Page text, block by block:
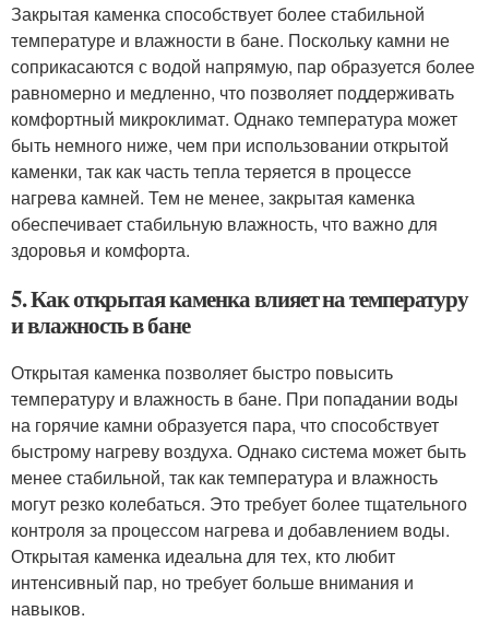
Закрытая каменка способствует более стабильной
температуре и влажности в бане. Поскольку камни не
соприкасаются с водой напрямую, пар образуется более
равномерно и медленно, что позволяет поддерживать
комфортный микроклимат. Однако температура может
быть немного ниже, чем при использовании открытой
каменки, так как часть тепла теряется в процессе
нагрева камней. Тем не менее, закрытая каменка
обеспечивает стабильную влажность, что важно для
здоровья и комфорта.
5. Как открытая каменка влияет на температуру
и влажность в бане
Открытая каменка позволяет быстро повысить
температуру и влажность в бане. При попадании воды
на горячие камни образуется пара, что способствует
быстрому нагреву воздуха. Однако система может быть
менее стабильной, так как температура и влажность
могут резко колебаться. Это требует более тщательного
контроля за процессом нагрева и добавлением воды.
Открытая каменка идеальна для тех, кто любит
интенсивный пар, но требует больше внимания и
навыков.